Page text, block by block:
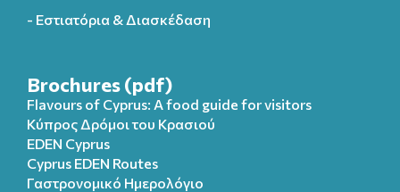
- Εστιατόρια & Διασκέδαση
Brochures (pdf)
Flavours of Cyprus: A food guide for visitors
Κύπρος Δρόμοι του Κρασιού
EDEN Cyprus
Cyprus EDEN Routes
Γαστρονομικό Ημερολόγιο